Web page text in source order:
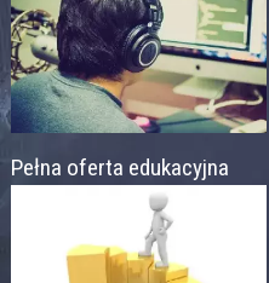
Pełna oferta edukacyjna